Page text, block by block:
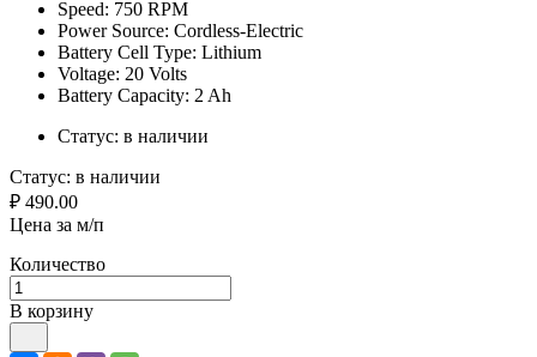
Speed: 750 RPM
Power Source: Cordless-Electric
Battery Cell Type: Lithium
Voltage: 20 Volts
Battery Capacity: 2 Ah
Статус: в наличии
Статус: в наличии
₽ 490.00
Цена за м/п
Количество
В корзину